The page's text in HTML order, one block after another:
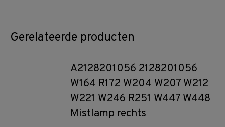
Gerelateerde producten
A2128201056 2128201056
W164 R172 W204 W207 W212
W221 W246 R251 W447 W448
Mistlamp rechts